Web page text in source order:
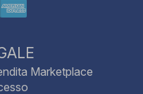
Marketplace